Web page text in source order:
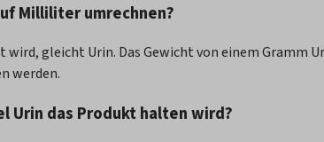
Milliliter umrechnen?
gleicht Urin. Das Gewicht von einem
werden.
Urin das Produkt halten wird?